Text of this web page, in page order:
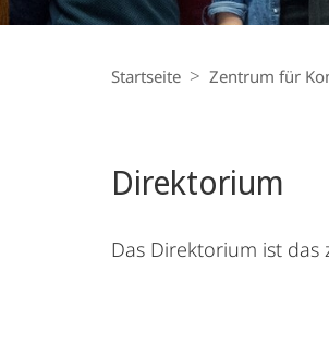
Navigation
Startseite Zentrum für
Direktorium
Das Direktorium ist